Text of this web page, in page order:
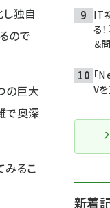
し独自
ので
の巨大
で奥深
みるこ
IT
る
＆
「
V
新着